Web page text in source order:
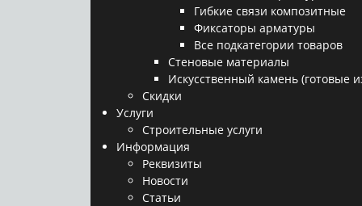
Гибкие связи композитные
Фиксаторы арматуры
Все подкатегории товаров
Стеновые материалы
Искусственный камень (готовые
Скидки
Услуги
Строительные услуги
Информация
Реквизиты
Новости
Статьи